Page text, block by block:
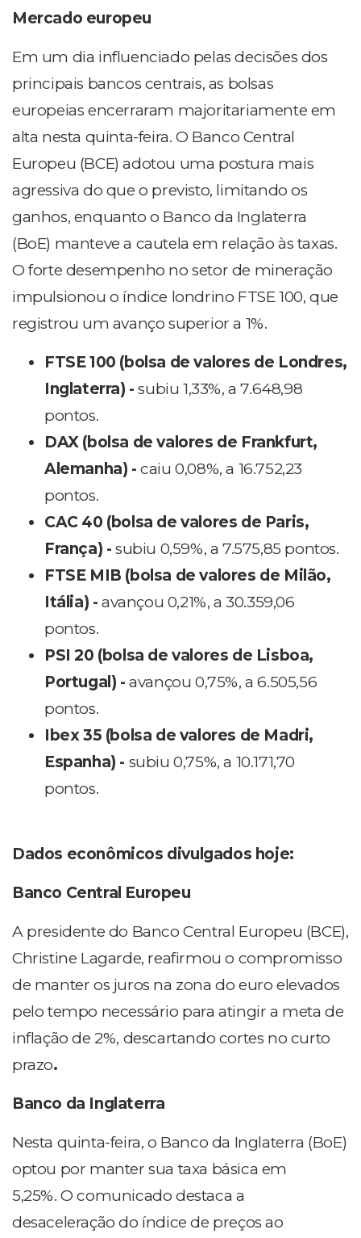
Mercado europeu
Em um dia influenciado pelas decisões dos
principais bancos centrais, as bolsas
europeias encerraram majoritariamente em
alta nesta quinta-feira. O Banco Central
Europeu (BCE) adotou uma postura mais
agressiva do que o previsto, limitando os
ganhos, enquanto o Banco da Inglaterra
(BoE) manteve a cautela em relação às taxas.
O forte desempenho no setor de mineração
impulsionou o índice londrino FTSE 100, que
registrou um avanço superior a 1%.
FTSE 100 (bolsa de valores de Londres,
Inglaterra) - subiu 1,33%, a 7.648,98
pontos.
DAX (bolsa de valores de Frankfurt,
Alemanha) -caiu 0,08%, a 16.752,23
pontos.
CAC 40 (bolsa de valores de Paris,
França) - subiu 0,59%, a 7.575,85 pontos.
FTSE MIB (bolsa de valores de Milão,
Itália) - avançou 0,21%, a 30.359,06
pontos.
PSI 20 (bolsa de valores de Lisboa,
Portugal) - avançou 0,75%, a 6.505,56
pontos.
Ibex 35 (bolsa de valores de Madri,
Espanha) - subiu 0,75%, a 10.171,70
pontos.
Dados econômicos divulgados hoje:
Banco Central Europeu
A presidente do Banco Central Europeu (BCE),
Christine Lagarde, reafirmou o compromisso
de manter os juros na zona do euro elevados
pelo tempo necessário para atingir a meta de
inflação de 2%, descartando cortes no curto
prazo.
Banco da Inglaterra
Nesta quinta-feira, o Banco da Inglaterra (BoE)
optou por manter sua taxa básica em
5,25%. O comunicado destaca a
desaceleração do índice de preços ao